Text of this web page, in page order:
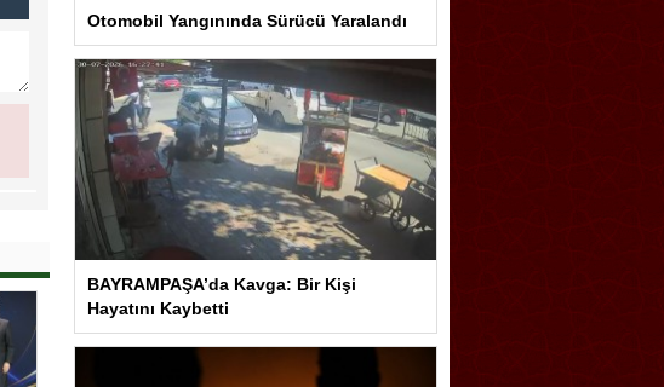
Otomobil Yangınında Sürücü Yaralandı
BAYRAMPAŞA’da Kavga: Bir Kişi
Hayatını Kaybetti